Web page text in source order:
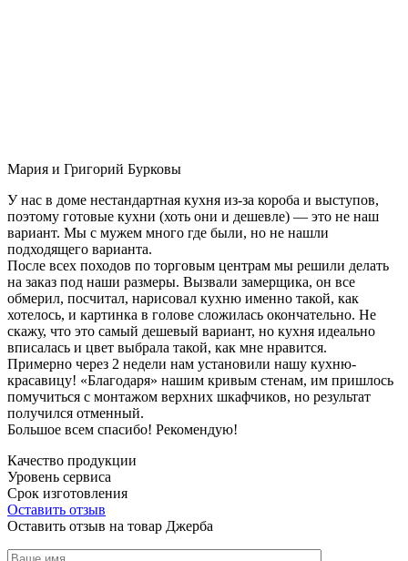
Мария и Григорий Бурковы
У нас в доме нестандартная кухня из-за короба и выступов,
поэтому готовые кухни (хоть они и дешевле) — это не наш
вариант. Мы с мужем много где были, но не нашли
подходящего варианта.
После всех походов по торговым центрам мы решили делать
на заказ под наши размеры. Вызвали замерщика, он все
обмерил, посчитал, нарисовал кухню именно такой, как
хотелось, и картинка в голове сложилась окончательно. Не
скажу, что это самый дешевый вариант, но кухня идеально
вписалась и цвет выбрала такой, как мне нравится.
Примерно через 2 недели нам установили нашу кухню-
красавицу! «Благодаря» нашим кривым стенам, им пришлось
помучиться с монтажом верхних шкафчиков, но результат
получился отменный.
Большое всем спасибо! Рекомендую!
Качество продукции
Уровень сервиса
Срок изготовления
Оставить отзыв
Оставить отзыв на товар Джерба